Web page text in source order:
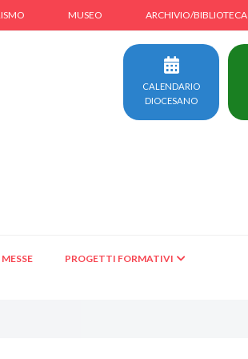
MUSEO ARCHIVIO/BIBLIOTECA
CALENDARIO
DIOCESANO
PROGETTI FORMATIVI